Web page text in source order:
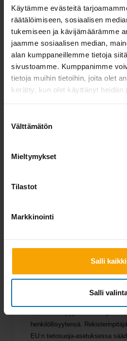
Käytämme evästeitä
räätälöimiseen, sosiaalisen
tukemiseen ja kävijämäärämme
jaamme sosiaalisen median,
alan kumppaneillemme tietoja
sivustoamme. Kumppanimme
tietoja muihin tietoihin, joita olet
kerätty, kun olet käyttänyt heidän
valinta
Välttämätön
Mieltymykset
Tilastot
Markkinointi
Salli kaikki
Salli
käyttäjätunnuksensa ja
käyttöoikeuksia myöntää ja
hoitava henkilö.
9. Tarkastusoikeus ja
korjaamista
Jokaisella rekisterissä olevalla
tarkistaa rekisteriin tallennetut
mahdollisen virheellisen tiedon
haluaa tarkistaa hänestä
rekisterinpitäjälle. Rekisterinpitäjä
EU:n tietosuoja-asetuksessa
10. Muut henkilötietojen
("oikeus tulla unohdetuksi"). Niin
on muutEU:n yleisen tietosuoja-
. Pyynnöt tulee
lähettää
tarvittaessa pyynnön esittäjää
henkilöllisyytensä.
EU:n tietosuoja-asetuksessa